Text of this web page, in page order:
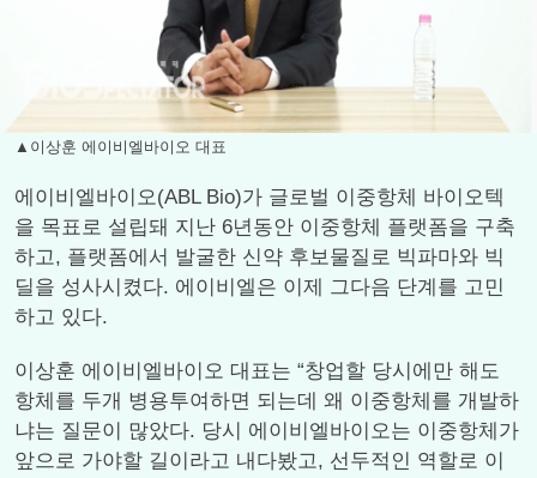
▲이상훈 에이비엘바이오 대표
에이비엘바이오(ABL Bio)가 글로벌 이중항체 바이오텍
을 목표로 설립돼 지난 6년동안 이중항체 플랫폼을 구축
하고, 플랫폼에서 발굴한 신약 후보물질로 빅파마와 빅
딜을 성사시켰다. 에이비엘은 이제 그다음 단계를 고민
하고 있다.
이상훈 에이비엘바이오 대표는 “창업할 당시에만 해도
항체를 두개 병용투여하면 되는데 왜 이중항체를 개발하
냐는 질문이 많았다. 당시 에이비엘바이오는 이중항체가
앞으로 가야할 길이라고 내다봤고, 선두적인 역할로 이